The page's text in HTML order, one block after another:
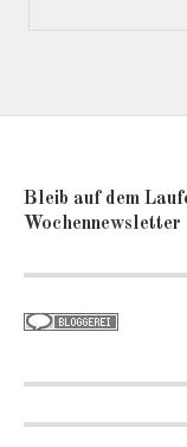
Bleib auf dem
Wochennewsletter